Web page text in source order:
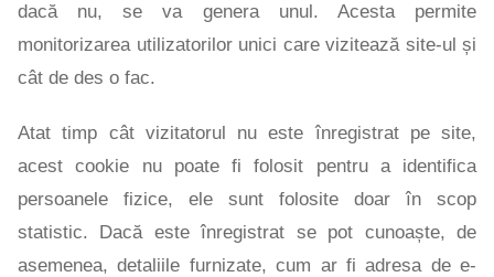
dacă nu, se va genera unul. Acesta permite
monitorizarea utilizatorilor unici care vizitează site-ul și
cât de des o fac.
Atat timp cât vizitatorul nu este înregistrat pe site,
acest cookie nu poate fi folosit pentru a identifica
persoanele fizice, ele sunt folosite doar în scop
statistic. Dacă este înregistrat se pot cunoaște, de
asemenea, detaliile furnizate, cum ar fi adresa de e-